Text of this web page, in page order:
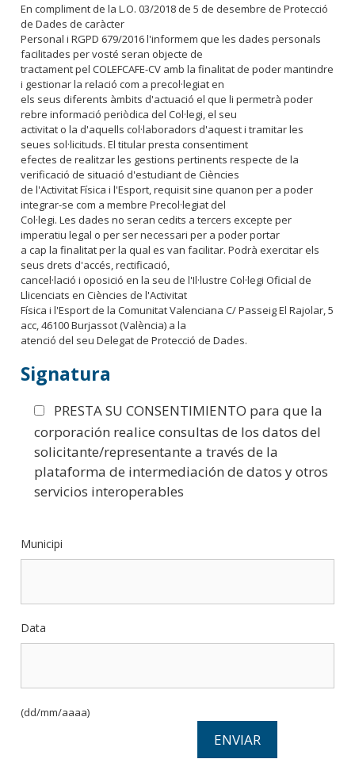
En compliment de la L.O. 03/2018 de 5 de desembre de Protecció
de Dades de caràcter
Personal i RGPD 679/2016 l'informem que les dades personals
facilitades per vosté seran objecte de
tractament pel COLEFCAFE-CV amb la finalitat de poder mantindre
i gestionar la relació com a precol·legiat en
els seus diferents àmbits d'actuació el que li permetrà poder
rebre informació periòdica del Col·legi, el seu
activitat o la d'aquells col·laboradors d'aquest i tramitar les
seues sol·licituds. El titular presta consentiment
efectes de realitzar les gestions pertinents respecte de la
verificació de situació d'estudiant de Ciències
de l'Activitat Física i l'Esport, requisit sine quanon per a poder
integrar-se com a membre Precol·legiat del
Col·legi. Les dades no seran cedits a tercers excepte per
imperatiu legal o per ser necessari per a poder portar
a cap la finalitat per la qual es van facilitar. Podrà exercitar els
seus drets d'accés, rectificació,
cancel·lació i oposició en la seu de l'Il·lustre Col·legi Oficial de
Llicenciats en Ciències de l'Activitat
Física i l'Esport de la Comunitat Valenciana C/ Passeig El Rajolar, 5
acc, 46100 Burjassot (València) a la
atenció del seu Delegat de Protecció de Dades.
Signatura
PRESTA SU CONSENTIMIENTO para que la
corporación realice consultas de los datos del
solicitante/representante a través de la
plataforma de intermediación de datos y otros
servicios interoperables
Municipi
Data
(dd/mm/aaaa)